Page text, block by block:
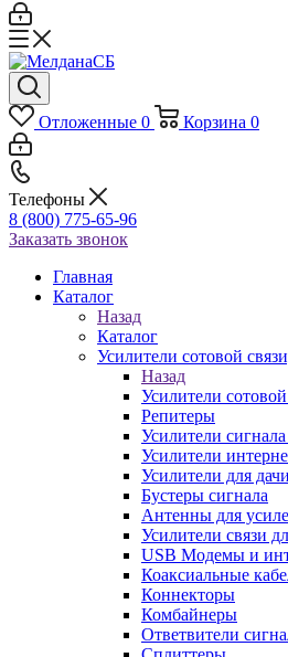
Отложенные 0 Корзина 0
Телефоны
8 (800) 775-65-96
Заказать звонок
Главная
Каталог
Назад
Каталог
Усилители сотовой
Назад
Усилители
Репитеры
Усилители
Усилители
Усилители для
Бустеры сигнала
Антенны для
Усилители связи
USB Модемы и
Коаксиальные
Коннекторы
Комбайнеры
Ответвители